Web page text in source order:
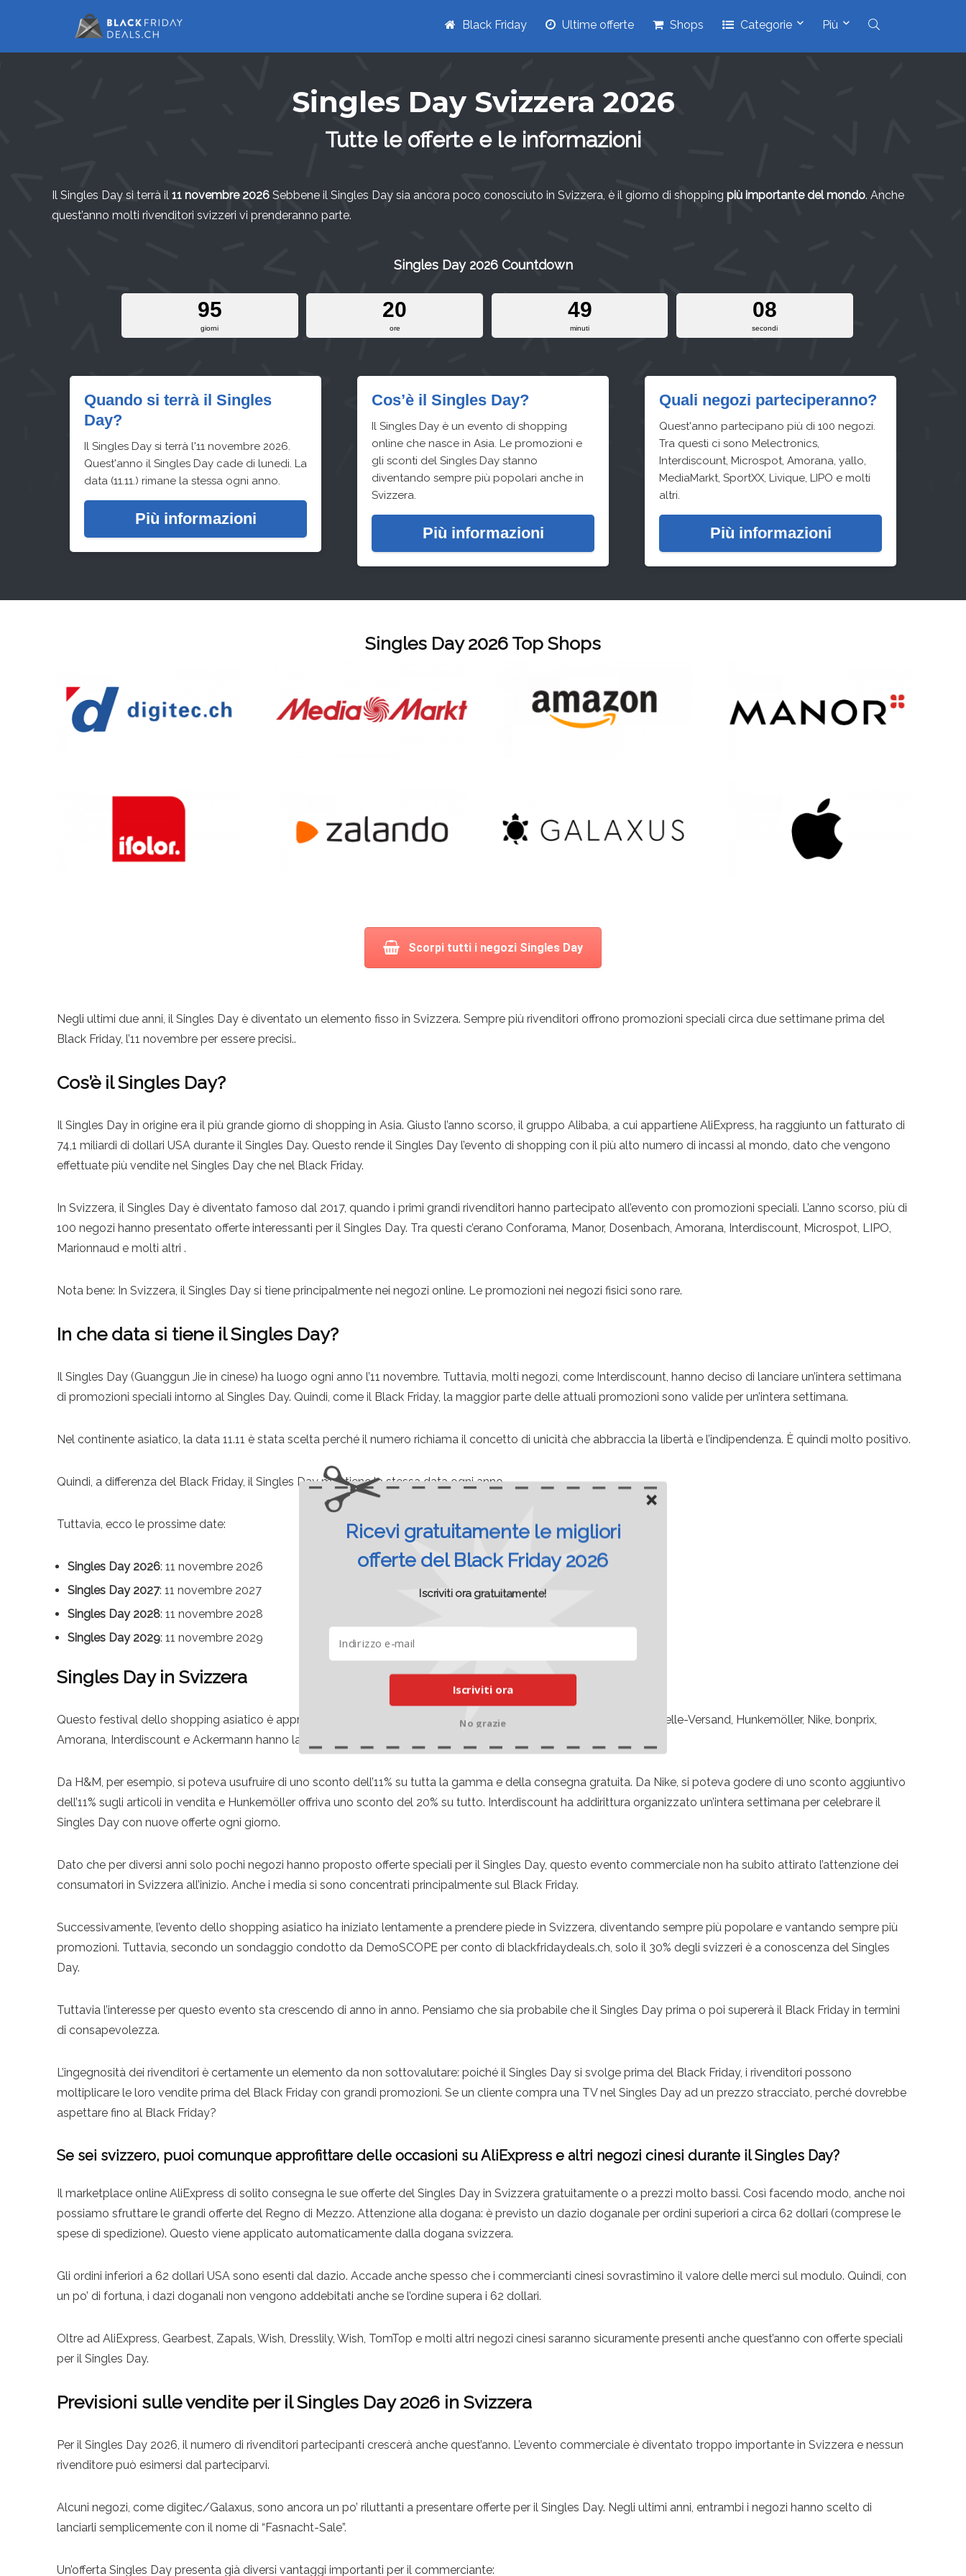
Black Friday Ultime offerte Shops Categorie Più
Singles Day Svizzera 2026
Tutte le offerte e le informazioni
Il Singles Day si terrà il 11 novembre 2026 Sebbene il Singles Day sia ancora poco conosciuto in Svizzera, è il giorno di shopping più importante del mondo. Anche
quest’anno molti rivenditori svizzeri vi prenderanno parte.
Singles Day 2026 Countdown
giorni
95
ore
20
minuti
49
secondi
07
Quando si terrà il Singles
Day?
Il Singles Day si terrà l'11 novembre 2026.
Quest'anno il Singles Day cade di lunedi. La
data (11.11.) rimane la stessa ogni anno.
Più informazioni
Cos’è il Singles Day?
Il Singles Day è un evento di shopping
online che nasce in Asia. Le promozioni e
gli sconti del Singles Day stanno
diventando sempre più popolari anche in
Svizzera.
Più informazioni
Quali negozi parteciperanno?
Quest'anno partecipano più di 100 negozi.
Tra questi ci sono Melectronics,
Interdiscount, Microspot, Amorana, yallo,
MediaMarkt, SportXX, Livique, LIPO e molti
altri.
Più informazioni
Singles Day 2026 Top Shops
Scorpi tutti i negozi Singles Day
Negli ultimi due anni, il Singles Day è diventato un elemento fisso in Svizzera. Sempre più rivenditori offrono promozioni speciali circa due settimane prima del
Black Friday, l’11 novembre per essere precisi..
Cos’è il Singles Day?
Il Singles Day in origine era il più grande giorno di shopping in Asia. Giusto l’anno scorso, il gruppo Alibaba, a cui appartiene AliExpress, ha raggiunto un fatturato di
74,1 miliardi di dollari USA durante il Singles Day. Questo rende il Singles Day l’evento di shopping con il più alto numero di incassi al mondo, dato che vengono
effettuate più vendite nel Singles Day che nel Black Friday.
In Svizzera, il Singles Day è diventato famoso dal 2017, quando i primi grandi rivenditori hanno partecipato all’evento con promozioni speciali. L’anno scorso, più di
100 negozi hanno presentato offerte interessanti per il Singles Day. Tra questi c’erano Conforama, Manor, Dosenbach, Amorana, Interdiscount, Microspot, LIPO,
Marionnaud e molti altri .
Nota bene: In Svizzera, il Singles Day si tiene principalmente nei negozi online. Le promozioni nei negozi fisici sono rare.
In che data si tiene il Singles Day?
Il Singles Day (Guanggun Jie in cinese) ha luogo ogni anno l’11 novembre. Tuttavia, molti negozi, come Interdiscount, hanno deciso di lanciare un’intera settimana
di promozioni speciali intorno al Singles Day. Quindi, come il Black Friday, la maggior parte delle attuali promozioni sono valide per un’intera settimana.
Nel continente asiatico, la data 11.11 è stata scelta perché il numero richiama il concetto di unicità che abbraccia la libertà e l’indipendenza. È quindi molto positivo.
Quindi, a differenza del Black Friday, il Singles Day mantiene la stessa data ogni anno.
Tuttavia, ecco le prossime date:
Singles Day 2026: 11 novembre 2026
Singles Day 2027: 11 novembre 2027
Singles Day 2028: 11 novembre 2028
Singles Day 2029: 11 novembre 2029
Singles Day in Svizzera
Questo festival dello shopping asiatico è approdato in Svizzera solo dopo diversi anni. Era il 2017, quando H&M, Quelle-Versand, Hunkemöller, Nike, bonprix,
Amorana, Interdiscount e Ackermann hanno lanciato campagne con piccoli sconti.
Da H&M, per esempio, si poteva usufruire di uno sconto dell’11% su tutta la gamma e della consegna gratuita. Da Nike, si poteva godere di uno sconto aggiuntivo
dell’11% sugli articoli in vendita e Hunkemöller offriva uno sconto del 20% su tutto. Interdiscount ha addirittura organizzato un’intera settimana per celebrare il
Singles Day con nuove offerte ogni giorno.
Dato che per diversi anni solo pochi negozi hanno proposto offerte speciali per il Singles Day, questo evento commerciale non ha subito attirato l’attenzione dei
consumatori in Svizzera all’inizio. Anche i media si sono concentrati principalmente sul Black Friday.
Successivamente, l’evento dello shopping asiatico ha iniziato lentamente a prendere piede in Svizzera, diventando sempre più popolare e vantando sempre più
promozioni. Tuttavia, secondo un sondaggio condotto da DemoSCOPE per conto di blackfridaydeals.ch, solo il 30% degli svizzeri è a conoscenza del Singles
Day.
Tuttavia l’interesse per questo evento sta crescendo di anno in anno. Pensiamo che sia probabile che il Singles Day prima o poi supererà il Black Friday in termini
di consapevolezza.
L’ingegnosità dei rivenditori è certamente un elemento da non sottovalutare: poiché il Singles Day si svolge prima del Black Friday, i rivenditori possono
moltiplicare le loro vendite prima del Black Friday con grandi promozioni. Se un cliente compra una TV nel Singles Day ad un prezzo stracciato, perché dovrebbe
aspettare fino al Black Friday?
Se sei svizzero, puoi comunque approfittare delle occasioni su AliExpress e altri negozi cinesi durante il Singles Day?
Il marketplace online AliExpress di solito consegna le sue offerte del Singles Day in Svizzera gratuitamente o a prezzi molto bassi. Così facendo modo, anche noi
possiamo sfruttare le grandi offerte del Regno di Mezzo. Attenzione alla dogana: è previsto un dazio doganale per ordini superiori a circa 62 dollari (comprese le
spese di spedizione). Questo viene applicato automaticamente dalla dogana svizzera.
Gli ordini inferiori a 62 dollari USA sono esenti dal dazio. Accade anche spesso che i commercianti cinesi sovrastimino il valore delle merci sul modulo. Quindi, con
un po’ di fortuna, i dazi doganali non vengono addebitati anche se l’ordine supera i 62 dollari.
Oltre ad AliExpress, Gearbest, Zapals, Wish, Dresslily, Wish, TomTop e molti altri negozi cinesi saranno sicuramente presenti anche quest’anno con offerte speciali
per il Singles Day.
Previsioni sulle vendite per il Singles Day 2026 in Svizzera
Per il Singles Day 2026, il numero di rivenditori partecipanti crescerà anche quest’anno. L’evento commerciale è diventato troppo importante in Svizzera e nessun
rivenditore può esimersi dal parteciparvi.
Alcuni negozi, come digitec/Galaxus, sono ancora un po’ riluttanti a presentare offerte per il Singles Day. Negli ultimi anni, entrambi i negozi hanno scelto di
lanciarli semplicemente con il nome di “Fasnacht-Sale”.
Un’offerta Singles Day presenta già diversi vantaggi importanti per il commerciante:
Iscriviti ora
Ricevi gratuitamente le migliori
offerte del Black Friday 2026
Iscriviti ora gratuitamente!
No grazie